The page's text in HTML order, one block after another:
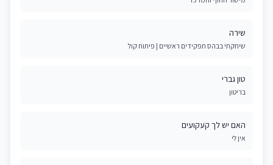
שירה
שיחקתי בבהס תפקידים ראשיים | פיתוח קול
טון גברי
בריטון
האם יש לך קעקועים
אין לי